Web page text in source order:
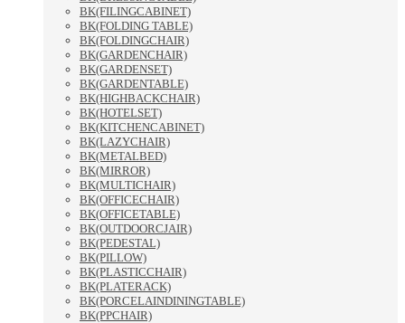
BK(FILINGCABINET)
BK(FOLDING TABLE)
BK(FOLDINGCHAIR)
BK(GARDENCHAIR)
BK(GARDENSET)
BK(GARDENTABLE)
BK(HIGHBACKCHAIR)
BK(HOTELSET)
BK(KITCHENCABINET)
BK(LAZYCHAIR)
BK(METALBED)
BK(MIRROR)
BK(MULTICHAIR)
BK(OFFICECHAIR)
BK(OFFICETABLE)
BK(OUTDOORCJAIR)
BK(PEDESTAL)
BK(PILLOW)
BK(PLASTICCHAIR)
BK(PLATERACK)
BK(PORCELAINDININGTABLE)
BK(PPCHAIR)